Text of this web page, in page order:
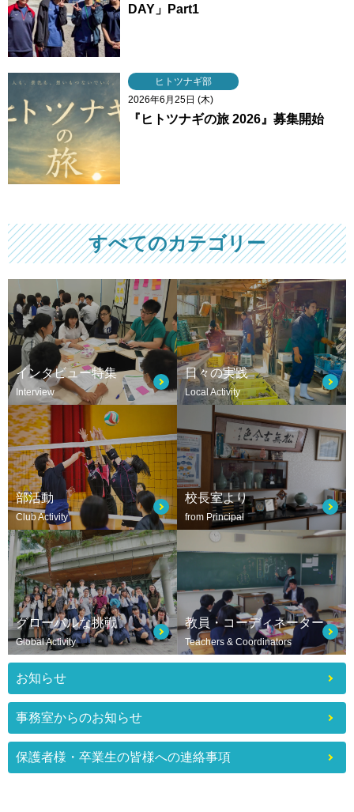
DAY」Part1
ヒトツナギ部
2026年6月25日 (木)
『ヒトツナギの旅 2026』募集開始
すべてのカテゴリー
インタビュー特集
Interview
日々の実践
Local Activity
部活動
Club Activity
校長室より
from Principal
グローバルな挑戦
Global Activity
教員・コーディネーター
Teachers & Coordinators
お知らせ
事務室からのお知らせ
保護者様・卒業生の皆様への連絡事項